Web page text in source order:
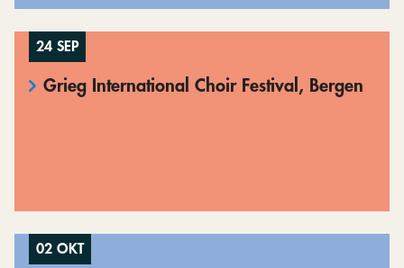
24 SEP
Grieg International Choir Festival, Bergen
02 OKT